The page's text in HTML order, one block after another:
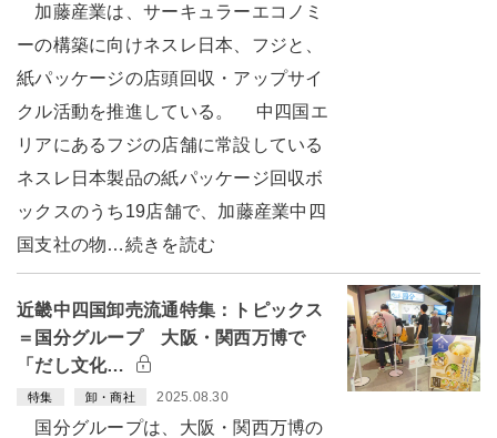
加藤産業は、サーキュラーエコノミ
ーの構築に向けネスレ日本、フジと、
紙パッケージの店頭回収・アップサイ
クル活動を推進している。 中四国エ
リアにあるフジの店舗に常設している
ネスレ日本製品の紙パッケージ回収ボ
ックスのうち19店舗で、加藤産業中四
国支社の物…続きを読む
近畿中四国卸売流通特集：トピックス
＝国分グループ 大阪・関西万博で
「だし文化…
特集 卸・商社 2025.08.30
国分グループは、大阪・関西万博の